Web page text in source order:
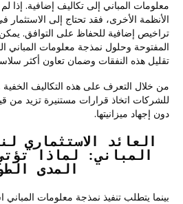
معلومات المباني إلى تكاليف إضافية. إذا
الأنظمة الأخرى، فقد تحتاج إلى الاستثمار
تراخيص إضافية للحفاظ على التوافق. يمكن
المفتوحة وحلول نمذجة معلومات المباني
تقليل هذه النفقات وضمان تعاون أكثر
من خلال التعرف على هذه التكاليف الخفية
للشركات اتخاذ قرارات مستنيرة تزيد من
دون إجهاد ميزانيتها.
العائد الاستثماري
المباني: لماذا
المدى
بينما يتطلب تنفيذ نمذجة معلومات المباني